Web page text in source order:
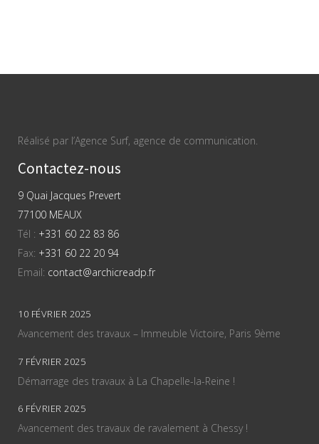
Réalisé par l’Agence Surf, agence de communication.
Contactez-nous
9 Quai Jacques Prevert
77100 MEAUX
Tél : +331 60 22 83 86
Fax: +331 60 22 20 94
Email: contact@archicreadp.fr
10 FÉVRIER 2025
Avancement des travaux – Immeuble Victoire, Paris 9ème
7 FÉVRIER 2025
Démarrage des travaux à La Chapelle-la-Reine !
6 FÉVRIER 2025
Avancement des travaux de ravalement à Chessy !